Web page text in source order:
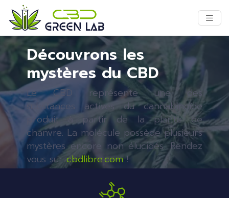
Découvrons les
mystères du CBD
Le CBD représente une des
substances actives du cannabinoïde
produit à partir de la plante de
chanvre. La molécule possède plusieurs
mystères encore non élucidés. Rendez
vous surcbdlibre.com!